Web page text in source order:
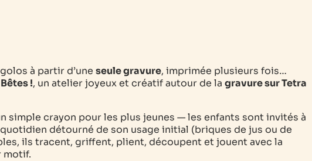
à partir d’une seule gravure, imprimée plusieurs fois…
!, un atelier joyeux et créatif autour de la gravure sur Tetra
simple crayon pour les plus jeunes — les enfants sont invités à
détourné de son usage initial (briques de jus ou de
ils tracent, griffent, plient, découpent et jouent avec la
motif.